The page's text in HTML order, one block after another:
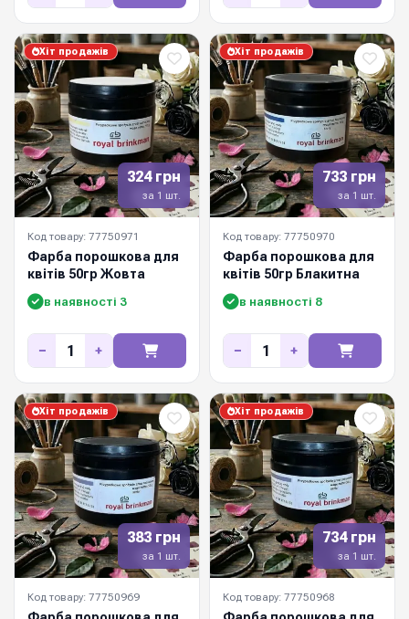
324 грн
за 1 шт.
Хіт продажів
Код товару: 77750971
Фарба порошкова для
квітів 50гр Жовта
в наявності 3
− +
733 грн
за 1 шт.
Хіт продажів
Код товару: 77750970
Фарба порошкова для
квітів 50гр Блакитна
в наявності 8
− +
383 грн
за 1 шт.
Хіт продажів
Код товару: 77750969
734 грн
за 1 шт.
Хіт продажів
Код товару: 77750968